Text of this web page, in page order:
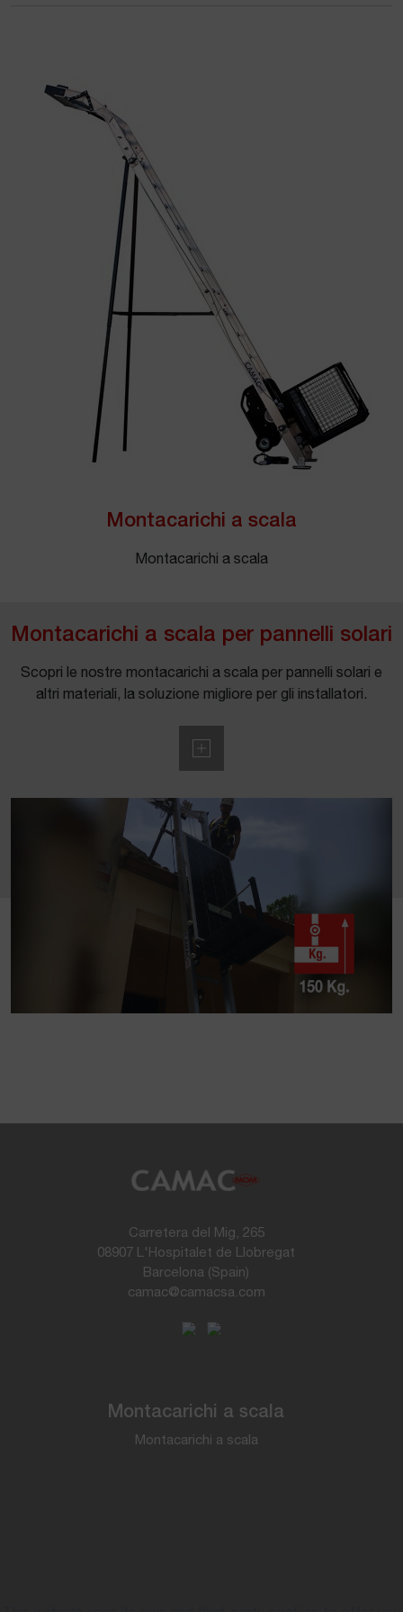
Montacarichi a scala
Montacarichi a scala
Montacarichi a scala per pannelli solari
Scopri le nostre montacarichi a scala per pannelli solari e
altri materiali, la soluzione migliore per gli installatori.
Carretera del Mig, 265
08907 L'Hospitalet de Llobregat
Barcelona (Spain)
camac@camacsa.com
Montacarichi a scala
Montacarichi a scala